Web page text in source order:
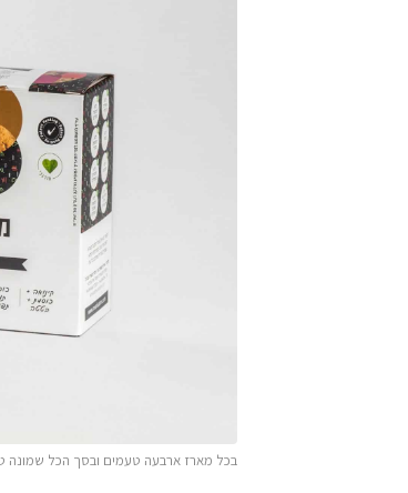
בכל מארז ארבעה טעמים ובסך הכל שמונה